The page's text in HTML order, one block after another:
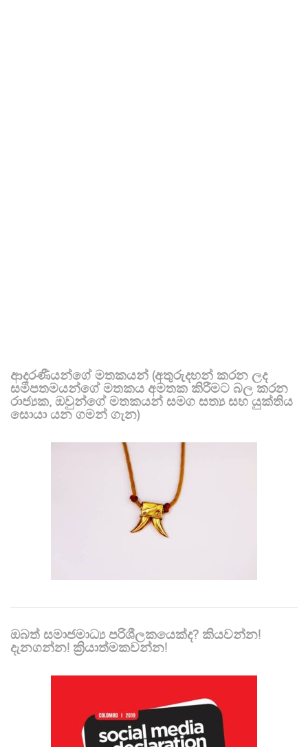
ආදරණීයන්ගේ මතකයන් (අතුරුදහන් කරන ලද
සමීපතමයන්ගේ මතකය අමතක කිරීමට බල කරන
රාජ්‍යක, ඔවුන්ගේ මතකයන් සමග සත්‍ය සහ යුක්තිය
සොයා යන ගමන් ගැන)
ඔබත් සමාජමාධ්‍ය පරිශීලකයෙක්ද? කියවන්න!
දැනගන්න! ක්‍රියාත්මකවන්න!